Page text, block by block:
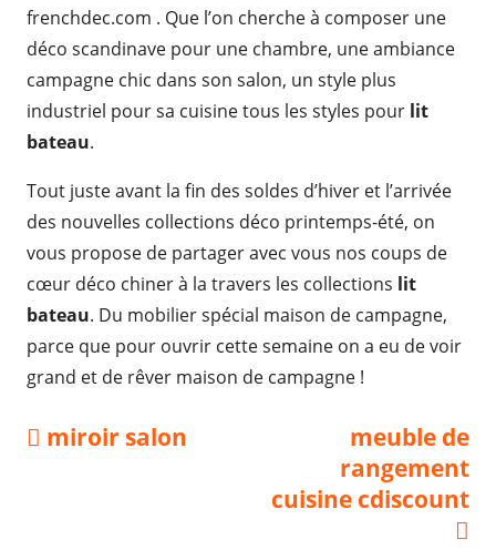
frenchdec.com . Que l’on cherche à composer une
déco scandinave pour une chambre, une ambiance
campagne chic dans son salon, un style plus
industriel pour sa cuisine tous les styles pour lit
bateau.
Tout juste avant la fin des soldes d’hiver et l’arrivée
des nouvelles collections déco printemps-été, on
vous propose de partager avec vous nos coups de
cœur déco chiner à la travers les collections lit
bateau. Du mobilier spécial maison de campagne,
parce que pour ouvrir cette semaine on a eu de voir
grand et de rêver maison de campagne !
Navigation
Previous
miroir salon
Next
article:
meuble de
rangement
cuisine cdiscount